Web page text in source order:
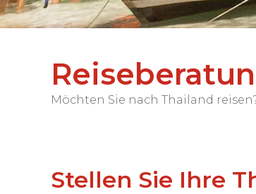
Möchten Sie nach Thailand
Stellen Sie Ihre